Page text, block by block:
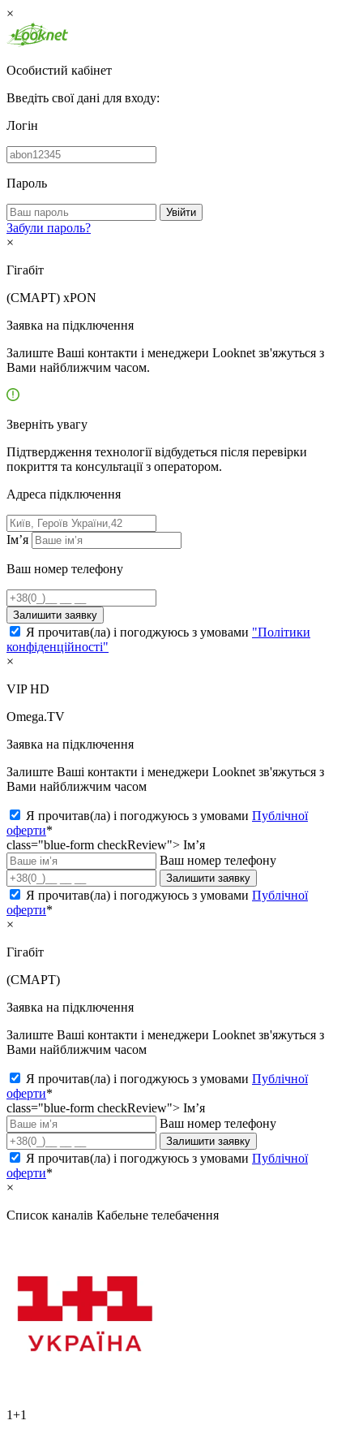
×
Особистий кабінет
Введіть свої дані для входу:
Логін
Пароль
Увійти
Забули пароль?
×
Гігабіт
(СМАРТ) xPON
Заявка на підключення
Залиште Ваші контакти і менеджери Looknet зв'яжуться з
Вами найближчим часом.
Зверніть увагу
Підтвердження технології відбудеться після перевірки
покриття та консультації з оператором.
Адресa підключення
Ім’я
Ваш номер телефону
Залишити заявку
Я прочитав(ла) і погоджуюсь з умовами "Політики
конфіденційності"
×
VIP HD
Omega.TV
Заявка на підключення
Залиште Ваші контакти і менеджери Looknet зв'яжуться з
Вами найближчим часом
Я прочитав(ла) і погоджуюсь з умовами Публічної
оферти*
class="blue-form checkReview"> Ім’я
Ваш номер телефону
Залишити заявку
Я прочитав(ла) і погоджуюсь з умовами Публічної
оферти*
×
Гігабіт
(СМАРТ)
Заявка на підключення
Залиште Ваші контакти і менеджери Looknet зв'яжуться з
Вами найближчим часом
Я прочитав(ла) і погоджуюсь з умовами Публічної
оферти*
class="blue-form checkReview"> Ім’я
Ваш номер телефону
Залишити заявку
Я прочитав(ла) і погоджуюсь з умовами Публічної
оферти*
×
Список каналів Кабельне телебачення
1+1